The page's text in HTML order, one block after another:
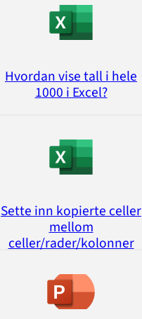
Hvordan vise tall i hele
1000 i Excel?
Sette inn kopierte celler
mellom
celler/rader/kolonner